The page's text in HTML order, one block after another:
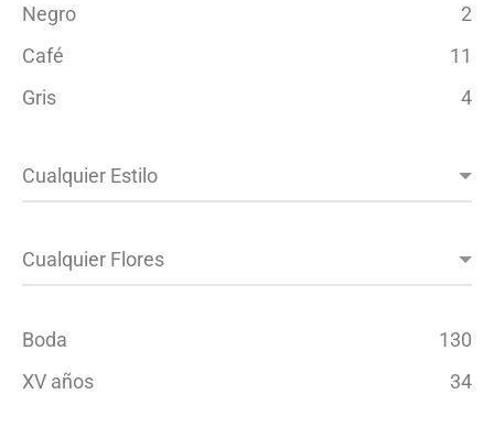
Negro
2
Café
11
Gris
4
Boda
130
XV años
34